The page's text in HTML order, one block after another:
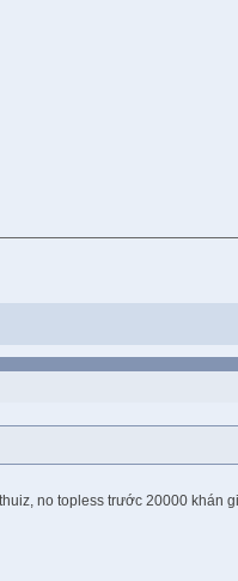
no topless trước 20000 khán